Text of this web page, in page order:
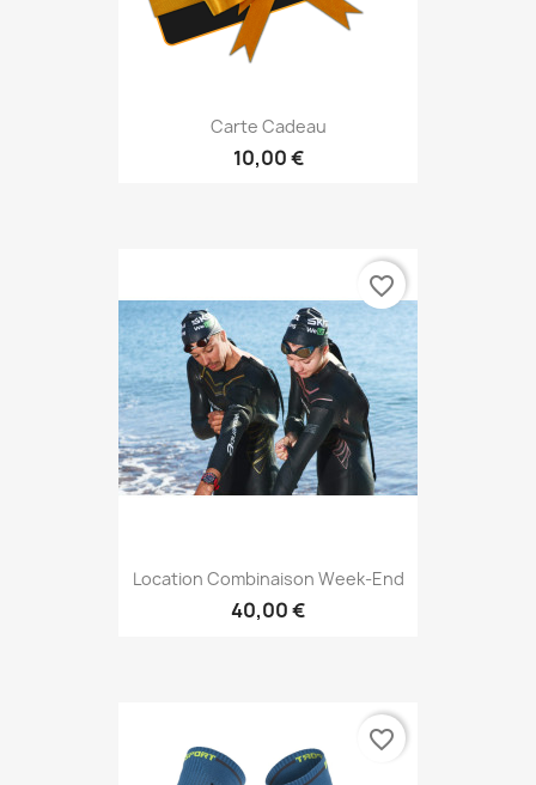
Carte Cadeau
10,00 €
Location Combinaison Week-End
40,00 €
favorite_border
favorite_border